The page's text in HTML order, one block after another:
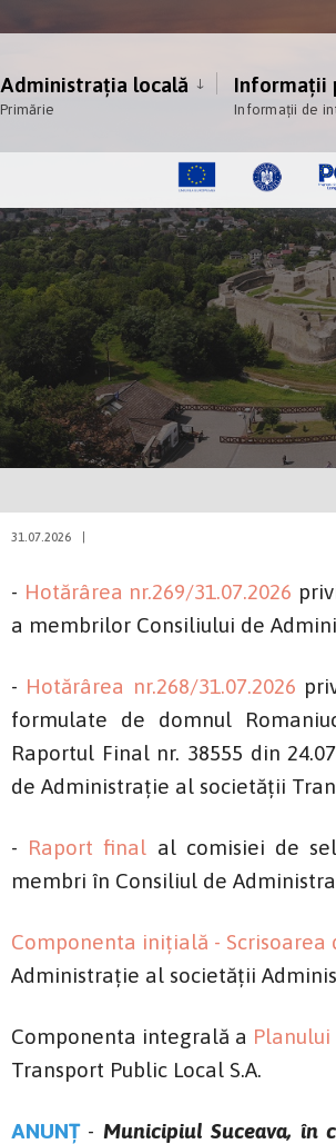
Administrația locală
Primărie
Informații
Informații de
31.07.2026
- Hotărârea nr.269/31.07.2026
a membrilor Consiliului de
- Hotărârea nr.268/31.07.2026
formulate de domnul
Raportul Final nr. 38555 din
de Administrație al societății
- Raport final al comisiei de
membri în Consiliul de
Componenta inițială -
Administrație al societății
Componenta integrală a
Transport Public Local S.A.
ANUNȚ - Municipiul Suceava, în